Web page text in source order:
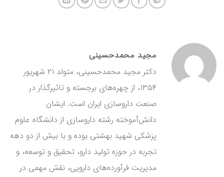
مجید محمدحسینی
دکتر مجید محمدحسینی، متولد ۲۱ شهریور
۱۳۵۴، از چهره‌های برجسته و تاثیرگذار در
صنعت داروسازی ایران است. ایشان
دانش‌آموخته رشته داروسازی از دانشگاه علوم
پزشکی شهید بهشتی بوده و با بیش از دو دهه
تجربه در حوزه تولید دارو، تحقیق و توسعه، و
مدیریت فرآورده‌های دارویی، نقش مهمی در